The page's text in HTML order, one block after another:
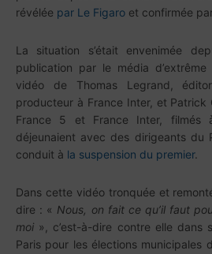
révélée par Le Figaro et confirmée
La situation s’était envenimée
publication par le média d’extrême
vidéo de Thomas Legrand,
producteur à France Inter, et Patrick
France 5 et France Inter, filmés
déjeunaient avec des dirigeants du
conduit à la suspension du premier.
Dans cette vidéo tronquée et
dire : « Nous, on fait ce qu’il faut
moi », c’est-à-dire contre elle dans
Paris pour les élections municipales